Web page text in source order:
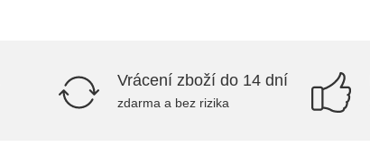
Vrácení zboží do 14 dní
zdarma a bez rizika